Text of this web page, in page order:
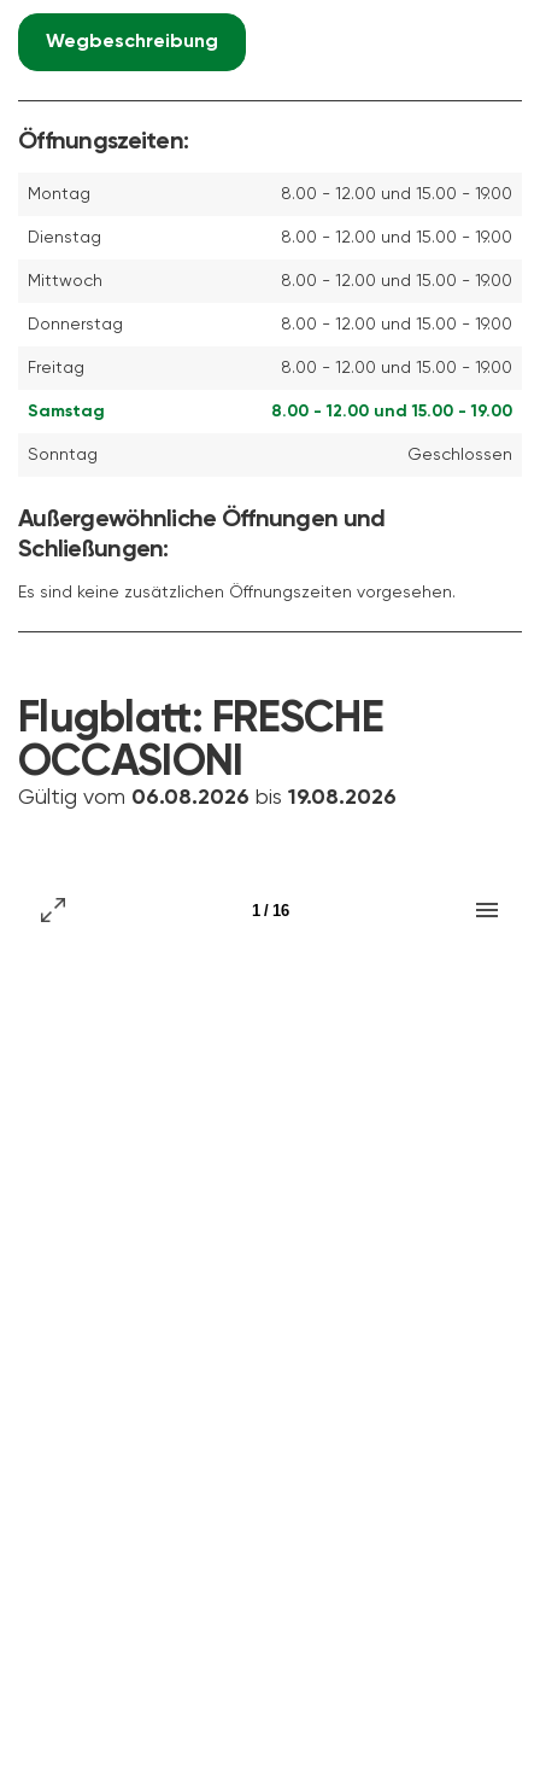
Wegbeschreibung
Öffnungszeiten:
Montag 8.00 - 12.00 und 15.00 - 19.00
Dienstag 8.00 - 12.00 und 15.00 - 19.00
Mittwoch 8.00 - 12.00 und 15.00 - 19.00
Donnerstag 8.00 - 12.00 und 15.00 - 19.00
Freitag 8.00 - 12.00 und 15.00 - 19.00
Samstag 8.00 - 12.00 und 15.00 - 19.00
Sonntag Geschlossen
Außergewöhnliche Öffnungen und
Schließungen:
Es sind keine zusätzlichen Öffnungszeiten vorgesehen.
Flugblatt: FRESCHE
OCCASIONI
Gültig vom 06.08.2026 bis 19.08.2026